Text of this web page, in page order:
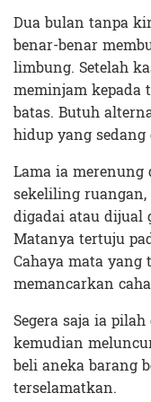
Dua bulan tanpa
benar-benar
limbung. Setelah
meminjam kepada
batas. Butuh
hidup yang
Lama ia
sekeliling
digadai atau dijual
Matanya tertuju
Cahaya mata
memancarkan
Segera saja ia
kemudian
beli aneka barang
terselamatkan.